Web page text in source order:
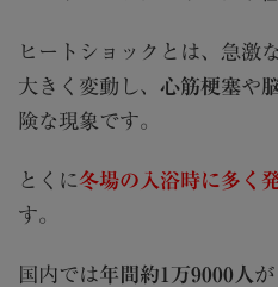
ヒートショックとは、急激
大きく変動し、 心筋梗塞や
険な現象です。
とくに冬場の入浴時に多く
す。
国内では年間約1万9000人